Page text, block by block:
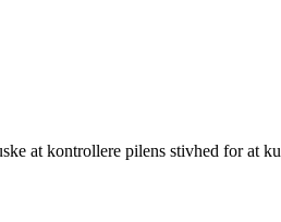
at kontrollere pilens stivhed for at